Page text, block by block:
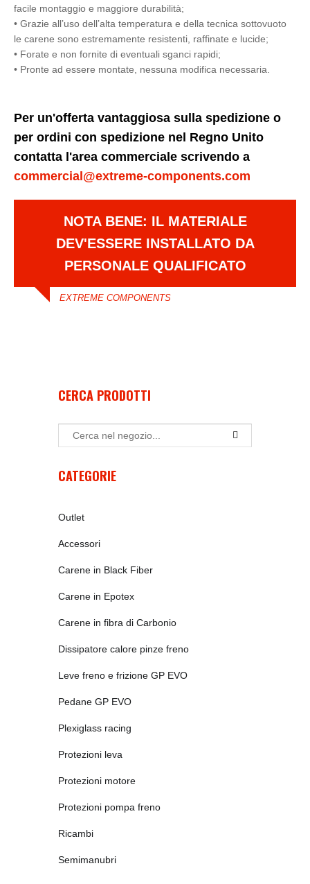
facile montaggio e maggiore durabilità;
• Grazie all’uso dell’alta temperatura e della tecnica sottovuoto
le carene sono estremamente resistenti, raffinate e lucide;
• Forate e non fornite di eventuali sganci rapidi;
• Pronte ad essere montate, nessuna modifica necessaria.
Per un'offerta vantaggiosa sulla spedizione o
per ordini con spedizione nel Regno Unito
contatta l'area commerciale scrivendo a
commercial@extreme-components.com
NOTA BENE: IL MATERIALE
DEV'ESSERE INSTALLATO DA
PERSONALE QUALIFICATO
EXTREME COMPONENTS
CERCA PRODOTTI
CATEGORIE
Outlet
Accessori
Carene in Black Fiber
Carene in Epotex
Carene in fibra di Carbonio
Dissipatore calore pinze freno
Leve freno e frizione GP EVO
Pedane GP EVO
Plexiglass racing
Protezioni leva
Protezioni motore
Protezioni pompa freno
Ricambi
Semimanubri